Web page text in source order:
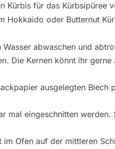
Kürbis für das Kürbsipüree
Hokkaido oder Butternut
abwaschen und
Die Kernen könnt ihr
ausgelegten Blech
mal eingeschnitten
im Ofen auf der mittleren